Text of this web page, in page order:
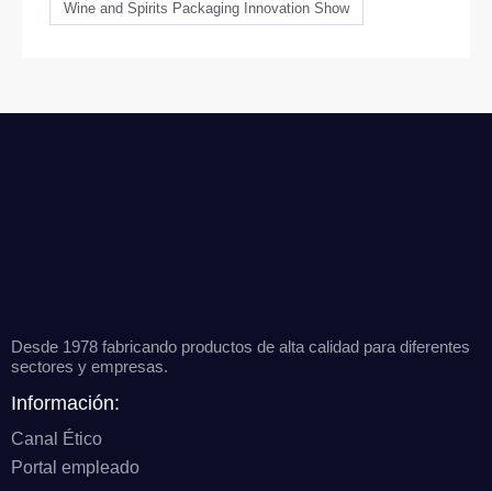
Wine and Spirits Packaging Innovation Show
Desde 1978 fabricando productos de alta calidad para diferentes
sectores y empresas.
Información:
Canal Ético
Portal empleado